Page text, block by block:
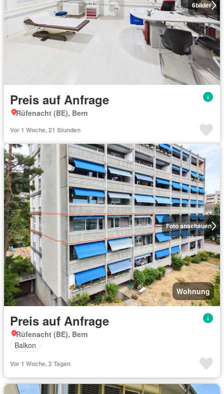
6bilder
Preis auf Anfrage
Rüfenacht (BE), Bern
Vor 1 Woche, 21 Stunden
Foto anschauen
Wohnung
Preis auf Anfrage
Rüfenacht (BE), Bern
Balkon
Vor 1 Woche, 2 Tagen